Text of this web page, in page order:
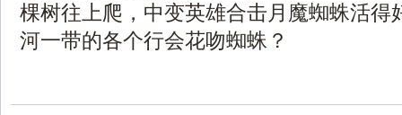
棵树往上爬，中变英雄合击月魔蜘蛛活得
河一带的各个行会花吻蜘蛛？